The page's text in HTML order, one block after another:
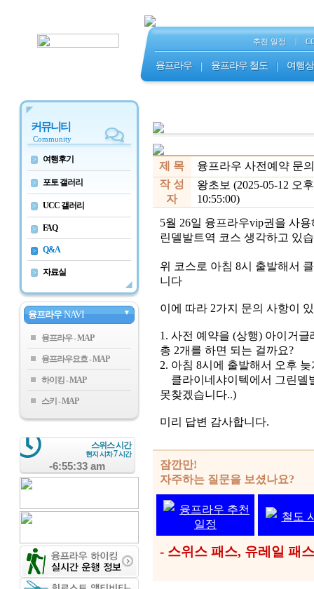
추천 일정 |
융프라우 | 융프라우 철도 | 여행
커뮤니티
Community
> 여행후기
> 포토 갤러리
> UCC 갤러리
> FAQ
> Q&A
> 자료실
융프라우 NAVI ▼
융프라우
융프라우요흐
하이킹
스키
스위스 시간
현지 시차7시간
-6:55:33 am
제 목
융프라우 사전예약 문
작 성
자
왕초보 (2025-05-12 오후
10:55:00)
5월 26일 융프라우vip권을 사
린델발트역 코스 생각하고 있
위 코스로 아침 8시 출발해서
니다
이에 따라 2가지 문의 사항이
1. 사전 예약을 (상행) 아이거
총 2개를 하면 되는 걸까요?
2. 아침 8시에 출발해서 오후
클라이네샤이텍에서 그린델
못찾겠습니다..)
미리 답변 감사합니다.
잠깐만!
자주하는 질문을 보셨나요?
융프라우 추천
일정
철도
- 스위스 패스, 유레일 패